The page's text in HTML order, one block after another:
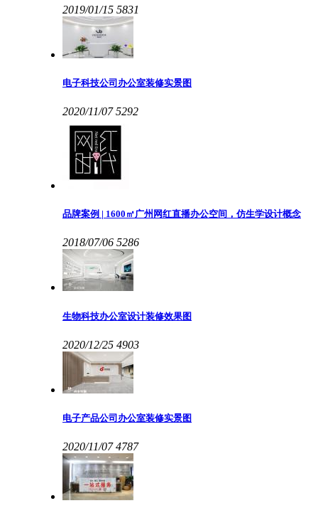
2019/01/15 5831
电子科技公司办公室装修实景图
2020/11/07 5292
品牌案例 | 1600㎡广州网红直播办公空间，仿生学设计概念
2018/07/06 5286
生物科技办公室设计装修效果图
2020/12/25 4903
电子产品公司办公室装修实景图
2020/11/07 4787